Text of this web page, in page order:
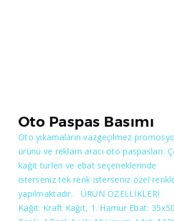
Oto Paspas Basımı
Oto yıkamaların vazgeçilmez
ürünü ve reklam aracı oto paspasları.
kağıt türleri ve ebat seçeneklerinde
isterseniz tek renk isterseniz özel
yapılmaktadır. ÜRÜN ÖZELLİKLERİ
Kağıt: Kraft Kağıt, 1. Hamur Ebat: